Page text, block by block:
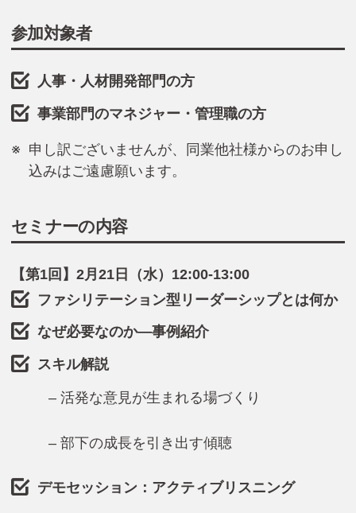
参加対象者
人事・人材開発部門の方
事業部門のマネジャー・管理職の方
申し訳ございませんが、同業他社様からのお申し
込みはご遠慮願います。
セミナーの内容
【第1回】2月21日（水）12:00-13:00
ファシリテーション型リーダーシップとは何か
なぜ必要なのか―事例紹介
スキル解説
– 活発な意見が生まれる場づくり
– 部下の成長を引き出す傾聴
デモセッション：アクティブリスニング